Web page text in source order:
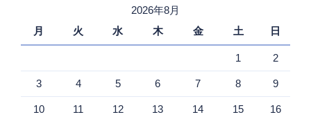
2026年8月
月
火 水 木 金 土 日
1 2
3 4 5 6 7 8 9
10 11 12 13 14 15 16